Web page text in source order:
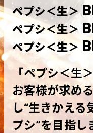
ペプシ＜生＞
ペプシ＜生＞
ペプシ＜生＞
「ペプシ＜生＞
お客様が求め
し“生きかえ
プシ”を目指し